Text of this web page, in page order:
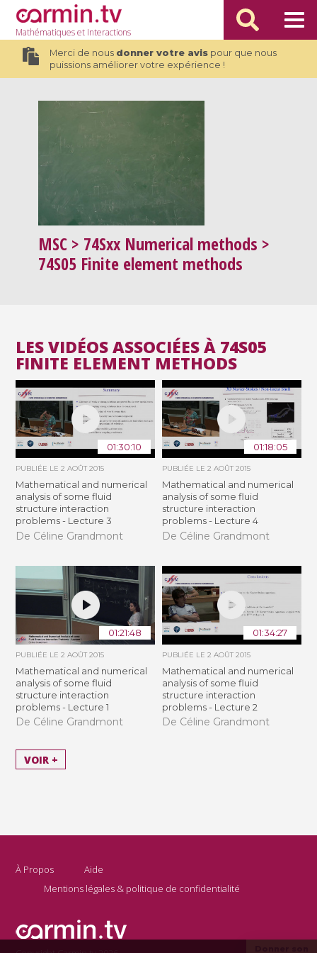
Mathématiqueset Interactions
Merci de nous donner votre avispour que nous
puissions améliorer votre expérience !
MSC > 74Sxx Numerical methods >
74S05 Finite element methods
LES VIDÉOS ASSOCIÉES À 74S05
FINITE ELEMENT METHODS
01:30:10
PUBLIÉE LE2 AOÛT 2015
Mathematical and numerical
analysis of some fluid
structure interaction
problems - Lecture 3
De Céline Grandmont
01:18:05
PUBLIÉE LE 2 AOÛT 2015
Mathematical and numerical
analysis of some fluid
structure interaction
problems - Lecture 4
De Céline Grandmont
01:21:48
PUBLIÉE LE2 AOÛT 2015
Mathematical and numerical
analysis of some fluid
structure interaction
problems - Lecture 1
De Céline Grandmont
01:34:27
PUBLIÉE LE 2 AOÛT 2015
Mathematical and numerical
analysis of some fluid
structure interaction
problems - Lecture 2
De Céline Grandmont
VOIR +
À Propos
Aide
Mentions légales & politique de confidentialité